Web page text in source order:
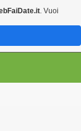
. Vuoi